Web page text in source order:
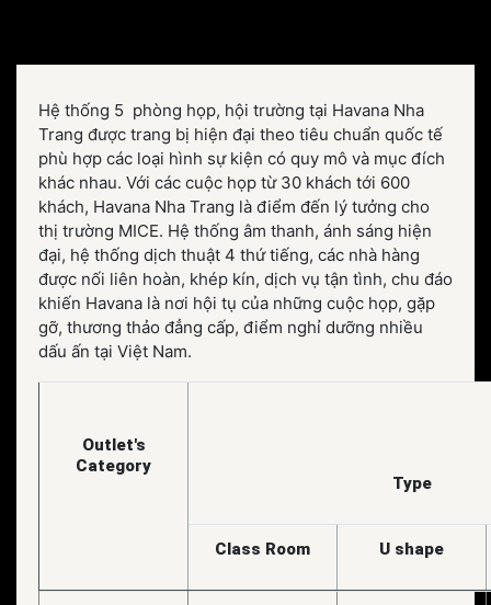
Hệ thống 5 phòng họp, hội trường tại Havana Nha
Trang được trang bị hiện đại theo tiêu chuẩn quốc tế
phù hợp các loại hình sự kiện có quy mô và mục đích
khác nhau. Với các cuộc họp từ 30 khách tới 600
khách, Havana Nha Trang là điểm đến lý tưởng cho
thị trường MICE. Hệ thống âm thanh, ánh sáng hiện
đại, hệ thống dịch thuật 4 thứ tiếng, các nhà hàng
được nối liên hoàn, khép kín, dịch vụ tận tình, chu đáo
khiến Havana là nơi hội tụ của những cuộc họp, gặp
gỡ, thương thảo đẳng cấp, điểm nghỉ dưỡng nhiều
dấu ấn tại Việt Nam.
Outlet's
Category
Type
Class Room U shape